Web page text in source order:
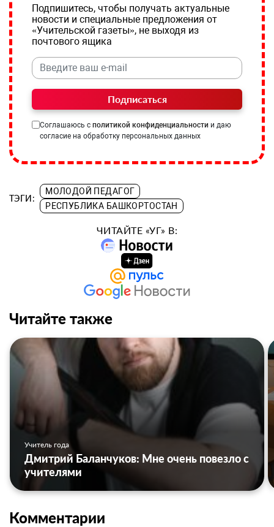
Подпишитесь, чтобы получать актуальные
новости и специальные предложения от
«Учительской газеты», не выходя из
почтового ящика
Подписаться
Соглашаюсь с политикой конфиденциальности и даю
согласие на обработку персональных данных
ТЭГИ:
МОЛОДОЙ ПЕДАГОГ
РЕСПУБЛИКА БАШКОРТОСТАН
ЧИТАЙТЕ «УГ» В:
Читайте также
Учитель года
Дмитрий Баланчуков: Мне очень повезло с
учителями
Комментарии